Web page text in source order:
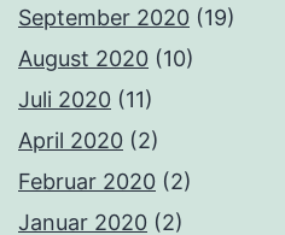
September 2020 (19)
August 2020 (10)
Juli 2020 (11)
April 2020 (2)
Februar 2020 (2)
Januar 2020 (2)